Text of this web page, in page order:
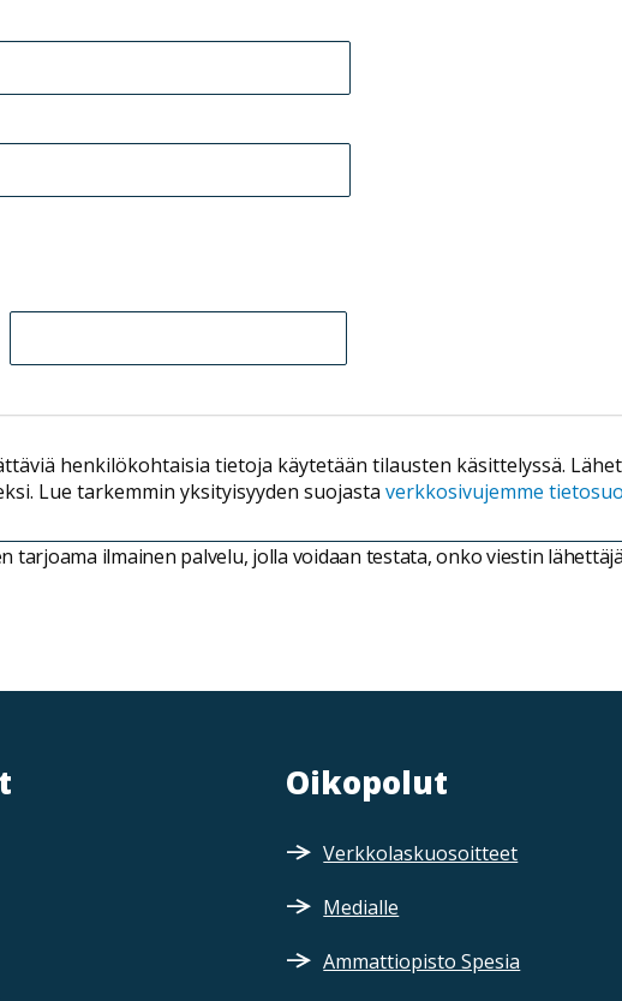
henkilökohtaisia tietoja käytetään tilausten käsittelyssä.
Lue tarkemmin yksityisyyden suojasta verkkosivujemme
tarjoama ilmainen palvelu, jolla voidaan testata, onko viestin
Oikopolut
Verkkolaskuosoitteet
Medialle
Ammattiopisto Spesia